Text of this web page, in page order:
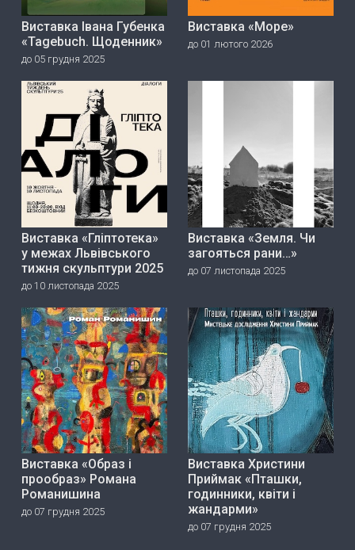
Виставка Івана Губенка
«Tagebuch. Щоденник»
до 05 грудня 2025
Виставка «Море»
до 01 лютого 2026
Виставка «Гліптотека»
у межах Львівського
тижня скульптури 2025
до 10 листопада 2025
Виставка «Земля. Чи
загояться рани…»
до 07 листопада 2025
Виставка «Образ і
прообраз» Романа
Романишина
до 07 грудня 2025
Виставка Христини
Приймак «Пташки,
годинники, квіти і
жандарми»
до 07 грудня 2025